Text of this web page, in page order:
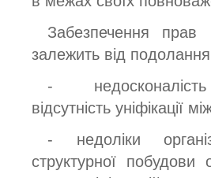
Забезпечення прав
залежить від
- недосконалість
відсутність уніфікації
- недоліки
структурної побудови